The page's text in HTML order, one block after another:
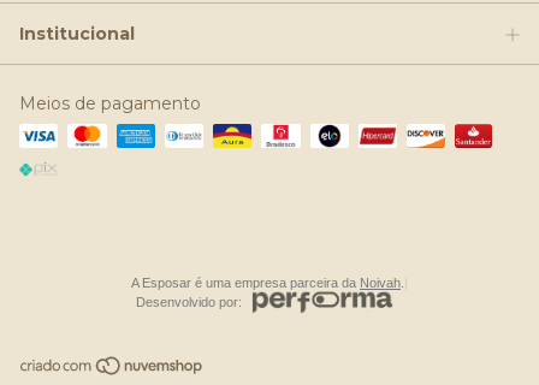
Institucional
Meios de pagamento
A Esposar é uma empresa parceira da Noivah
Desenvolvido por: